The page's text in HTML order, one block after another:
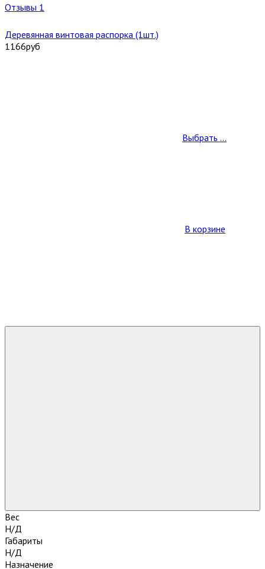
Отзывы 1
Деревянная винтовая распорка (1шт.)
1166руб
Выбрать ...
В корзине
Вес
Н/Д
Габариты
Н/Д
Назначение